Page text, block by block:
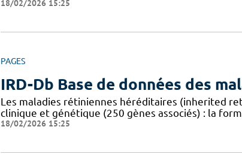
18/02/2026 15:25
PAGES
IRD-Db Base de données des
Les maladies rétiniennes héréditaires (inherited
clinique et génétique (250 gènes associés) : la
18/02/2026 15:25